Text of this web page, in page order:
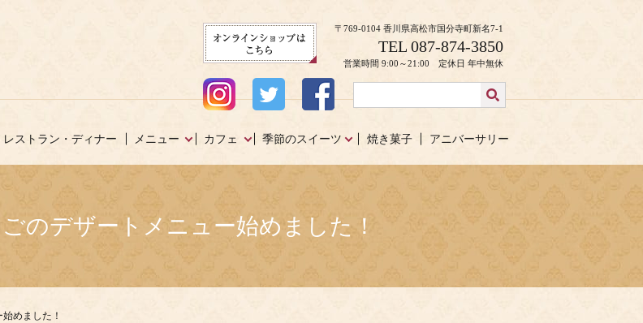
レストラン・ディナー メニュー カフェ 季節のスイーツ 焼き菓子 アニバーサリー
〒769-0104 香川県高松市国分寺町新名7-1
TEL 087-874-3850
営業時間 9:00～21:00 定休日 年中無休
のデザートメニュー始めました！
めました！